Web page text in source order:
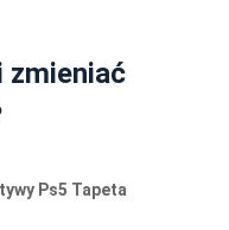
zmieniać
Ps5 Tapeta